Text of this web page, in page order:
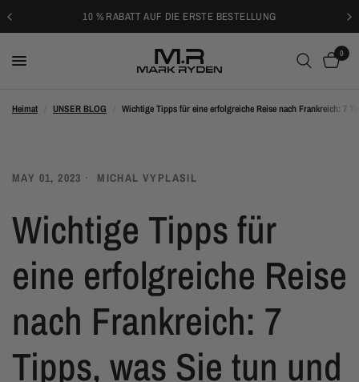
10 % RABATT AUF DIE ERSTE BESTELLUNG
0
Heimat UNSER BLOG Wichtige Tipps für eine erfolgreiche Reise nach Frankreich: 7
MAY 01, 2023 MICHAL VYPLASIL
Wichtige Tipps für
eine erfolgreiche Reise
nach Frankreich: 7
Tipps, was Sie tun und